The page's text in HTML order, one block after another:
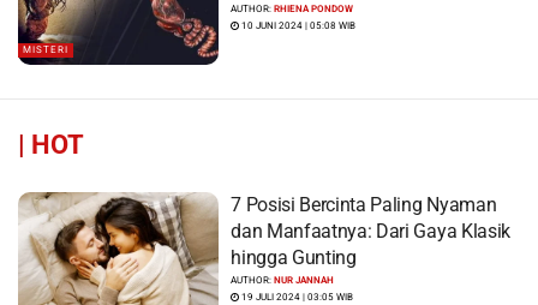
MISTERI
AUTHOR:RHIENA PONDOW
10 JUNI 2024 | 05:08 WIB
| HOT
7 Posisi Bercinta Paling Nyaman
dan Manfaatnya: Dari Gaya Klasik
hingga Gunting
AUTHOR:NUR JANNAH
19 JULI 2024 | 03:05 WIB